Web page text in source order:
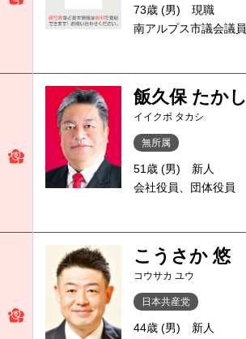
73歳 (男)
現職
南アルプス市議会議員
飯久保 たかし
イイクボ タカシ
無所属
51歳 (男)
新人
会社役員、団体役員
こうさか 悠
コウサカ ユウ
日本共産党
44歳 (男)
新人